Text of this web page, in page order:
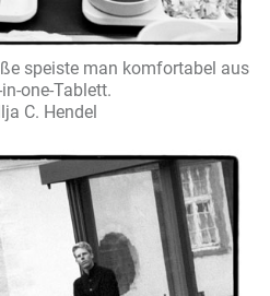
speiste man komfortabel aus
one-Tablett.
C. Hendel